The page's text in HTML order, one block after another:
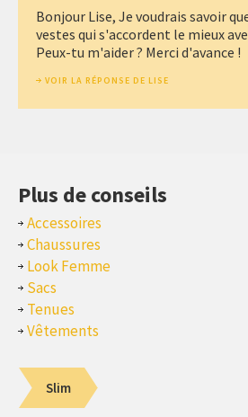
Bonjour Lise, Je voudrais savoir
vestes qui s'accordent le mieux
Peux-tu m'aider ? Merci d'avance !
VOIR LA RÉPONSE DE LISE
Plus de conseils
Accessoires
Chaussures
Look Femme
Sacs
Tenues
Vêtements
Slim